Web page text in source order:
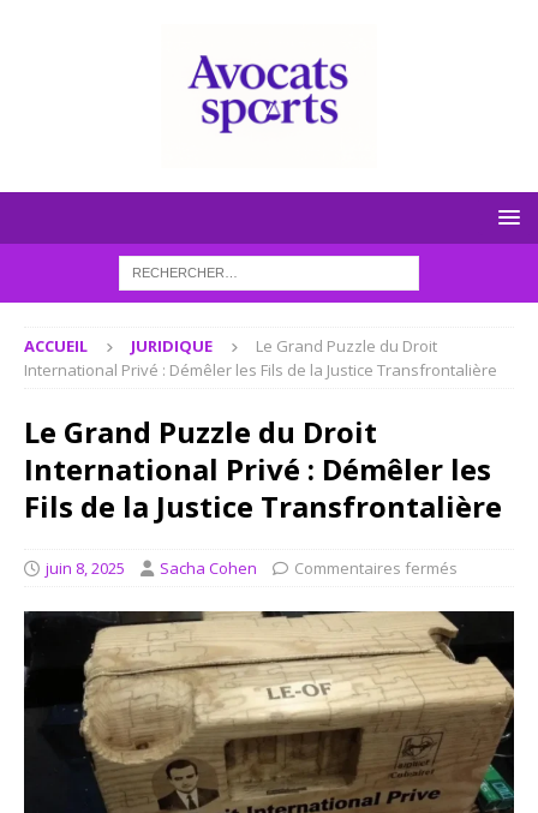
ACCUEIL JURIDIQUE
Le Grand Puzzle du Droit
International Privé : Démêler les Fils de la Justice Transfrontalière
Le Grand Puzzle du Droit
International Privé : Démêler les
Fils de la Justice Transfrontalière
juin 8, 2025 Sacha Cohen Commentaires fermés